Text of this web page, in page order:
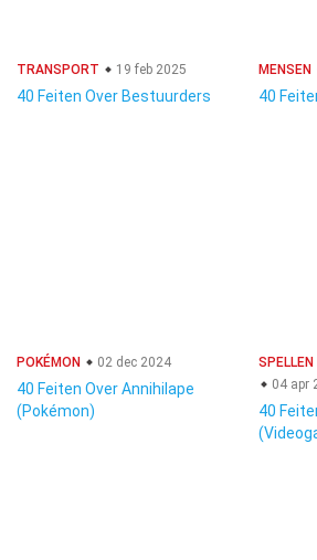
TRANSPORT 19 feb 2025
40 Feiten Over Bestuurders
MENSEN
40
POKÉMON 02 dec 2024
40 Feiten Over Annihilape
(Pokémon)
SPELLEN
04 apr
40